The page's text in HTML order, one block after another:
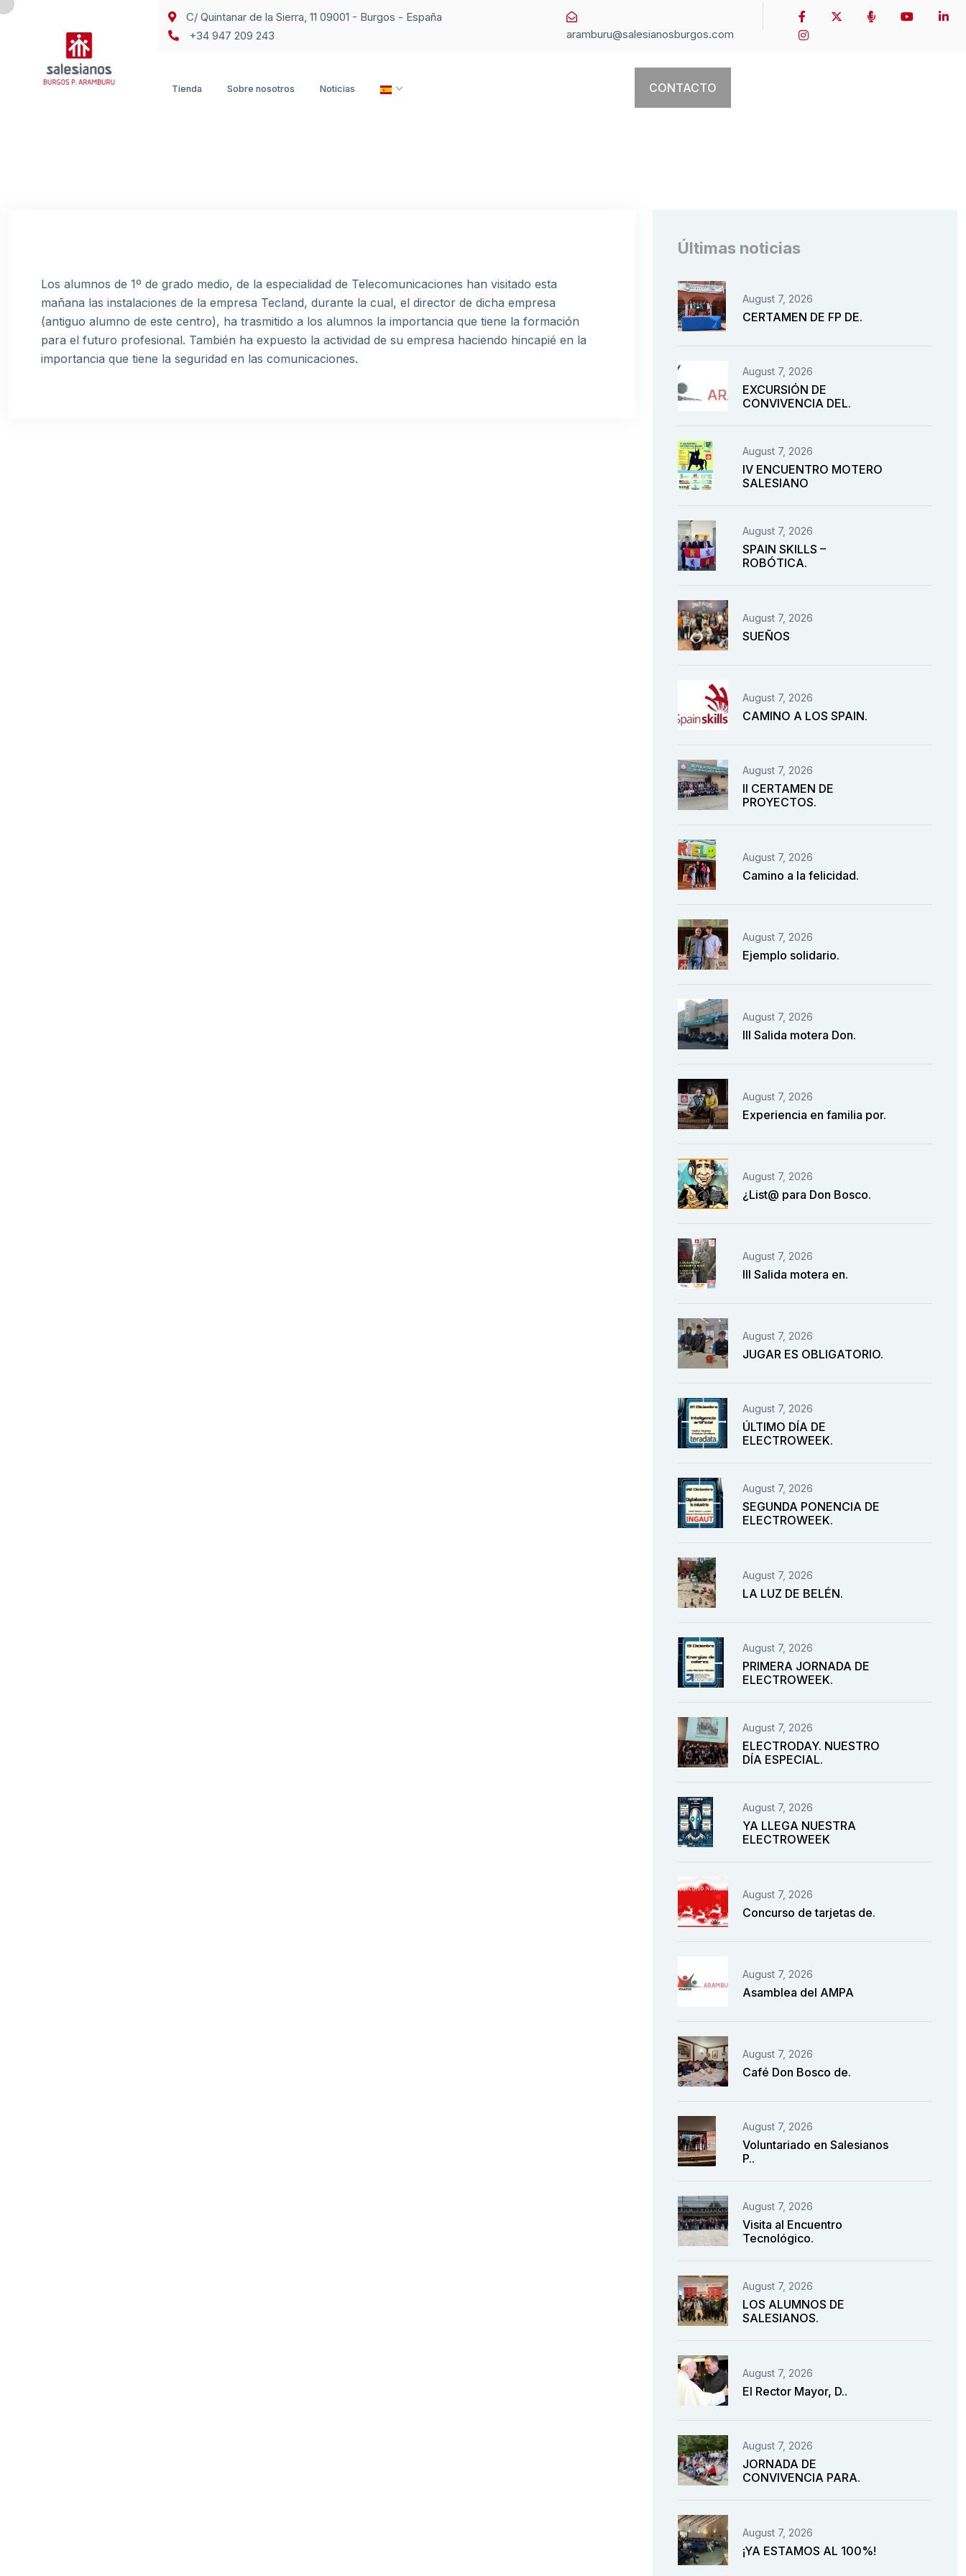
C/ Quintanar de la Sierra, 11 09001 - Burgos - España
+34 947 209 243
aramburu@salesianosburgos.com
Tienda Sobre nosotros Noticias CONTACTO
Los alumnos de 1º de grado medio, de la especialidad de Telecomunicaciones han visitado esta
mañana las instalaciones de la empresa Tecland, durante la cual, el director de dicha empresa
(antiguo alumno de este centro), ha trasmitido a los alumnos la importancia que tiene la formación
para el futuro profesional. También ha expuesto la actividad de su empresa haciendo hincapié en la
importancia que tiene la seguridad en las comunicaciones.
Últimas noticias
August 7, 2026
CERTAMEN DE FP DE.
August 7, 2026
EXCURSIÓN DE
CONVIVENCIA DEL.
August 7, 2026
IV ENCUENTRO MOTERO
SALESIANO
August 7, 2026
SPAIN SKILLS –
ROBÓTICA.
August 7, 2026
SUEÑOS
August 7, 2026
CAMINO A LOS SPAIN.
August 7, 2026
II CERTAMEN DE
PROYECTOS.
August 7, 2026
Camino a la felicidad.
August 7, 2026
Ejemplo solidario.
August 7, 2026
III Salida motera Don.
August 7, 2026
Experiencia en familia por.
August 7, 2026
¿List@ para Don Bosco.
August 7, 2026
III Salida motera en.
August 7, 2026
JUGAR ES OBLIGATORIO.
August 7, 2026
ÚLTIMO DÍA DE
ELECTROWEEK.
August 7, 2026
SEGUNDA PONENCIA DE
ELECTROWEEK.
August 7, 2026
LA LUZ DE BELÉN.
August 7, 2026
PRIMERA JORNADA DE
ELECTROWEEK.
August 7, 2026
ELECTRODAY. NUESTRO
DÍA ESPECIAL.
August 7, 2026
YA LLEGA NUESTRA
ELECTROWEEK
August 7, 2026
Concurso de tarjetas de.
August 7, 2026
Asamblea del AMPA
August 7, 2026
Café Don Bosco de.
August 7, 2026
Voluntariado en Salesianos
P..
August 7, 2026
Visita al Encuentro
Tecnológico.
August 7, 2026
LOS ALUMNOS DE
SALESIANOS.
August 7, 2026
El Rector Mayor, D..
August 7, 2026
JORNADA DE
CONVIVENCIA PARA.
August 7, 2026
¡YA ESTAMOS AL 100%!